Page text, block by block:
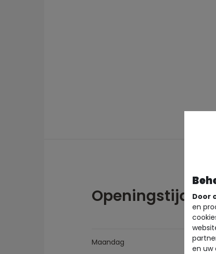
Openingstijden
Maandag
Door
en
en uw